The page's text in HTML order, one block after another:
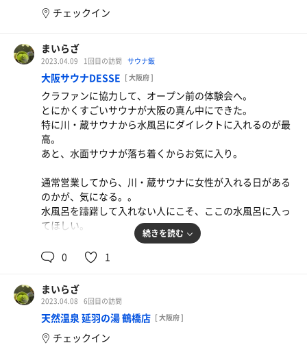
チェックイン
まいらざ
2023.04.09 1回目の訪問 サウナ飯
大阪サウナDESSE [ 大阪府 ]
クラファンに協力して、オープン前の体験会へ。
とにかくすごいサウナが大阪の真ん中にできた。
特に川・蔵サウナから水風呂にダイレクトに入れるのが最
高。
あと、水面サウナが落ち着くからお気に入り。
通常営業してから、川・蔵サウナに女性が入れる日がある
のかが、気になる。。
水風呂を躊躇して入れない人にこそ、ここの水風呂に入っ
てほしい。
続きを読む
0 1
まいらざ
2023.04.08 6回目の訪問
天然温泉 延羽の湯 鶴橋店 [ 大阪府 ]
チェックイン